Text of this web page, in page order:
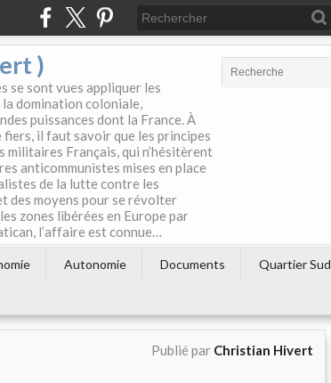
)
se sont vues appliquer les
domination coloniale,
puissances dont la France. À
fiers, il faut savoir que les principes
Français, qui n’hésitèrent
anticommunistes mises en place
de la lutte contre les
des moyens pour se révolter
zones libérées en Europe par
l’affaire est connue…
Autonomie Documents
Quartier Sud
Publié par Christian Hivert